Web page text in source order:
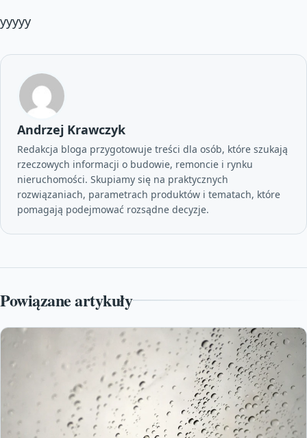
yyyyy
Andrzej Krawczyk
Redakcja bloga przygotowuje treści dla osób, które szukają
rzeczowych informacji o budowie, remoncie i rynku
nieruchomości. Skupiamy się na praktycznych
rozwiązaniach, parametrach produktów i tematach, które
pomagają podejmować rozsądne decyzje.
Powiązane artykuły